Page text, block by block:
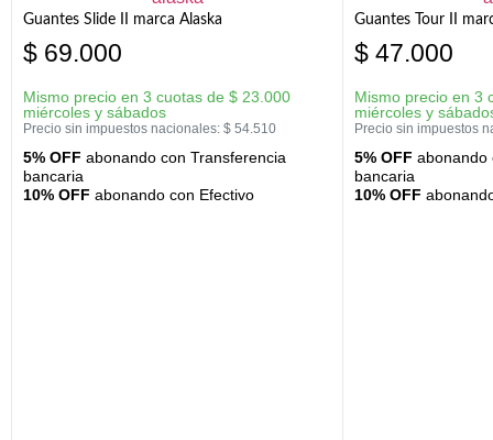
Guantes Slide II marca Alaska
$ 69.000
Mismo precio en 3 cuotas de $ 23.000
miércoles y sábados
Precio sin impuestos nacionales: $ 54.510
5% OFF abonando con Transferencia
bancaria
10% OFF abonando con Efectivo
Guantes Tour II
$ 47.000
Mismo precio en 3
miércoles y
Precio sin impuestos
5% OFF abonando
bancaria
10% OFF